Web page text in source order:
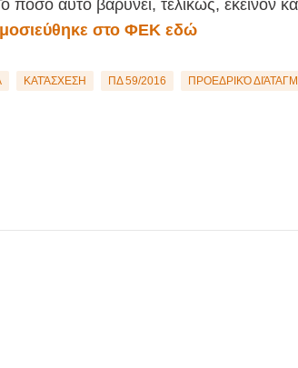
ποσό αυτό βαρύνει, τελικώς, εκείνον
στο ΦΕΚ εδώ
ΚΑΤΆΣΧΕΣΗ ΠΔ 59/2016 ΠΡΟΕΔΡΙΚΌ